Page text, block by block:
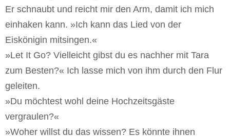
Er schnaubt und reicht mir den Arm, damit ich mich
einhaken kann. »Ich kann das Lied von der
Eiskönigin mitsingen.«
»Let It Go? Vielleicht gibst du es nachher mit Tara
zum Besten?« Ich lasse mich von ihm durch den Flur
geleiten.
»Du möchtest wohl deine Hochzeitsgäste
vergraulen?«
»Woher willst du das wissen? Es könnte ihnen